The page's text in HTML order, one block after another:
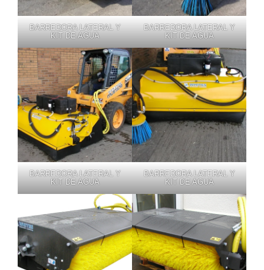
BARREDORA LATERAL Y
KIT DE AGUA
BARREDORA LATERAL Y
KIT DE AGUA
BARREDORA LATERAL Y
KIT DE AGUA
BARREDORA LATERAL Y
KIT DE AGUA